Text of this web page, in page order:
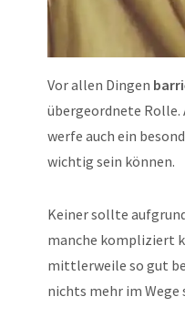
Vor allen Dingen
übergeordnete
werfe auch ein
wichtig sein können.
Keiner sollte
manche kompliziert
mittlerweile so gut
nichts mehr im Wege